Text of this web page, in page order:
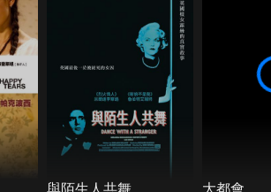
與陌生人共舞 大都會